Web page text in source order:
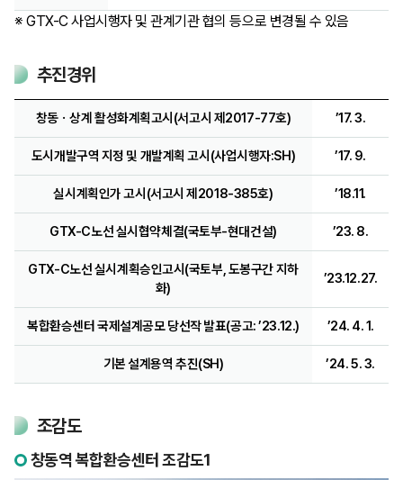
※ GTX-C 사업시행자 및 관계기관 협의 등으로 변경될 수 있음
추진경위
창동ㆍ상계 활성화계획고시(서고시 제2017-77호) ’17. 3.
도시개발구역 지정 및 개발계획 고시(사업시행자:SH) ’17. 9.
실시계획인가 고시(서고시 제2018-385호) ’18.11.
GTX-C노선 실시협약체결(국토부-현대건설) ’23. 8.
GTX-C노선 실시계획승인고시(국토부, 도봉구간 지하
화)
’23.12.27.
복합환승센터 국제설계공모 당선작 발표(공고: ’23.12.) ’24. 4. 1.
기본 설계용역 추진(SH) ’24. 5. 3.
조감도
창동역 복합환승센터 조감도1